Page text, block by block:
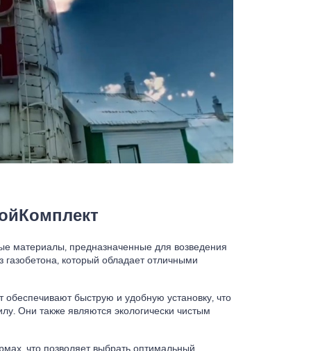
материалы, предназначенные для возведения
газобетона, который обладает отличными
обеспечивают быструю и удобную установку, что
Они также являются экологически чистым
что позволяет выбрать оптимальный